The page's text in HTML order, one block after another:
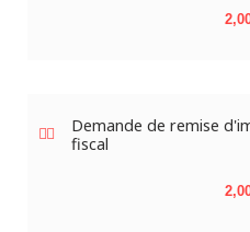
Prix
Demande de remise
fiscal
Prix